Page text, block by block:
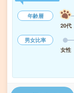
年齢層
20代
男女比率
女性